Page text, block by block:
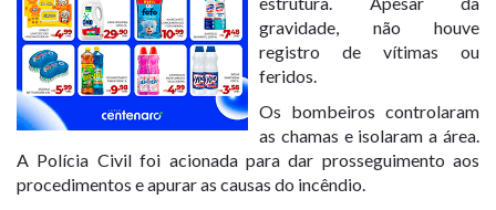
gravidade, não houve
registro de vítimas ou
feridos.
Os bombeiros controlaram
as chamas e isolaram a área.
A Polícia Civil foi acionada para dar prosseguimento aos
procedimentos e apurar as causas do incêndio.